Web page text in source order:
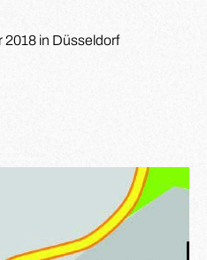
2018 in Düsseldorf